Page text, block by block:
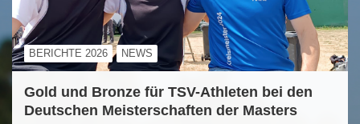
BERICHTE 2026 NEWS
Gold und Bronze für TSV-Athleten bei den
Deutschen Meisterschaften der Masters